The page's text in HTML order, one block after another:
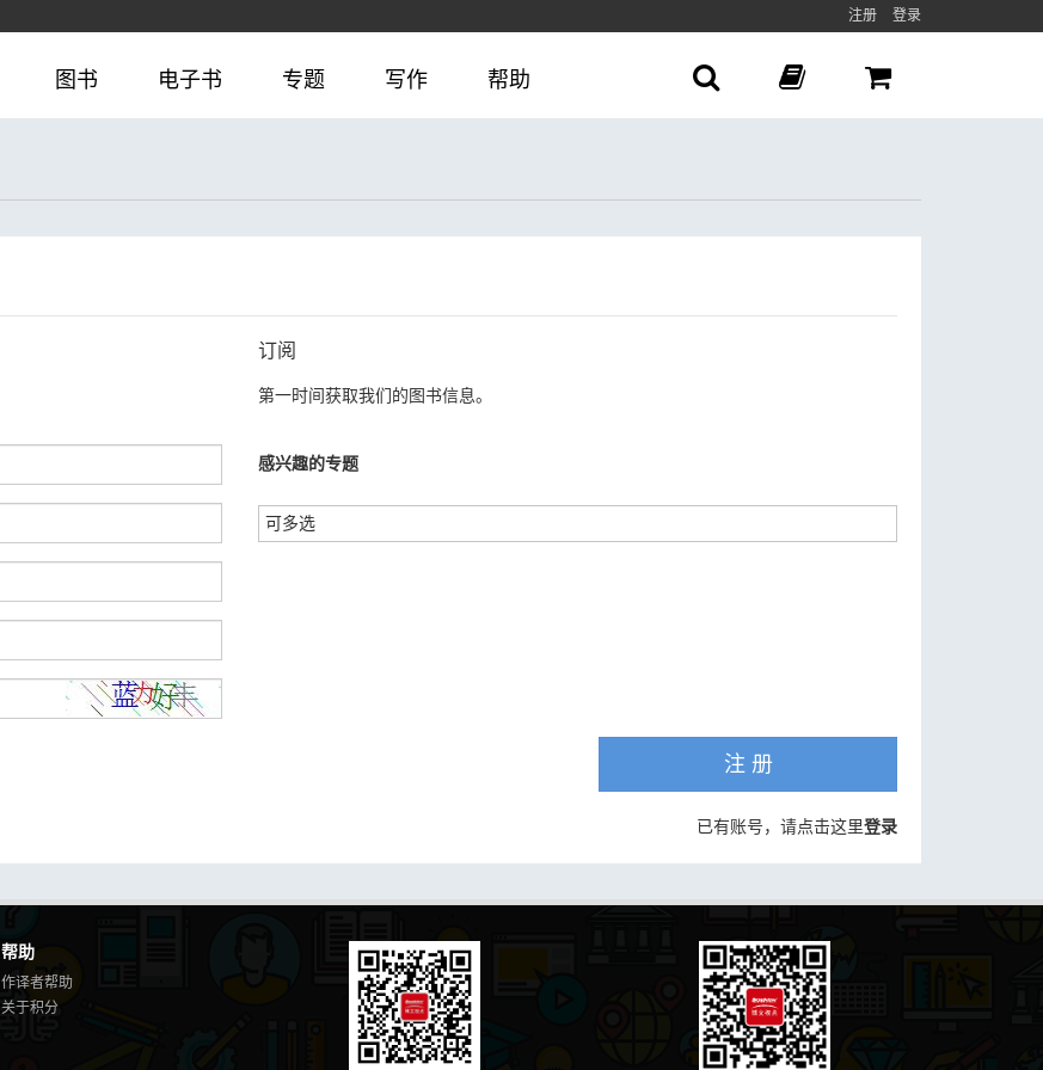
注册 登录
图书 电子书 专题 写作 帮助
订阅
第一时间获取我们的图书信息。
感兴趣的专题
注 册
已有账号，请点击这里登录
帮助
作译者帮助
关于积分